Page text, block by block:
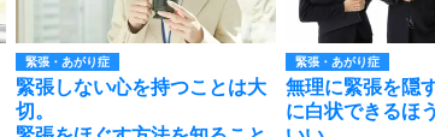
緊張・あがり症
緊張しない心を持つことは大
切。
緊張・あがり症
無理に緊張を隠
に白状できるほ